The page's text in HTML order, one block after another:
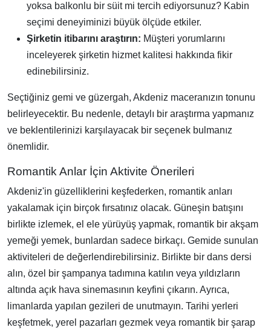
yoksa balkonlu bir süit mi tercih ediyorsunuz? Kabin
seçimi deneyiminizi büyük ölçüde etkiler.
Şirketin itibarını araştırın: Müşteri yorumlarını
inceleyerek şirketin hizmet kalitesi hakkında fikir
edinebilirsiniz.
Seçtiğiniz gemi ve güzergah, Akdeniz maceranızın tonunu
belirleyecektir. Bu nedenle, detaylı bir araştırma yapmanız
ve beklentilerinizi karşılayacak bir seçenek bulmanız
önemlidir.
Romantik Anlar İçin Aktivite Önerileri
Akdeniz'in güzelliklerini keşfederken, romantik anları
yakalamak için birçok fırsatınız olacak. Güneşin batışını
birlikte izlemek, el ele yürüyüş yapmak, romantik bir akşam
yemeği yemek, bunlardan sadece birkaçı. Gemide sunulan
aktiviteleri de değerlendirebilirsiniz. Birlikte bir dans dersi
alın, özel bir şampanya tadımına katılın veya yıldızların
altında açık hava sinemasının keyfini çıkarın. Ayrıca,
limanlarda yapılan gezileri de unutmayın. Tarihi yerleri
keşfetmek, yerel pazarları gezmek veya romantik bir şarap